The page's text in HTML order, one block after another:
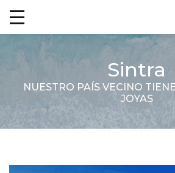
Sintra
NUESTRO PAÍS VECINO
JOYAS